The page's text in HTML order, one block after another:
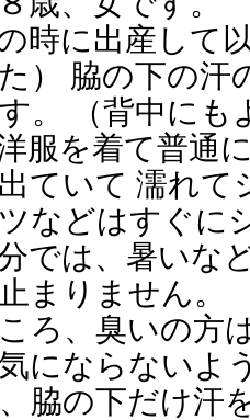
時に出産して
） 脇の下の汗
。 （背中にも
服を着て普通
ていて 濡れて
などはすぐに
では、暑いな
まりません。
ろ、臭いの方
にならないよ
脇の下だけ汗